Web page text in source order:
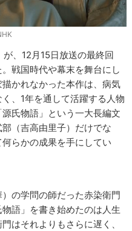
、12月15日放送の最終回
戦国時代や幕末を舞台にし
かれなかった本作は、病気
、1年を通して活躍する人物
氏物語」という一大長編文
（吉高由里子）だけでな
らかの成果を手にしてい
の学問の師だった赤染衛門
物語」を書き始めたのは人生
はそれよりもさらに遅く、